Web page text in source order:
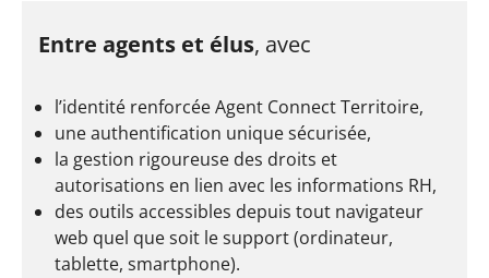
Entre agents et élus, avec
l’identité renforcée Agent Connect Territoire,
une authentification unique sécurisée,
la gestion rigoureuse des droits et
autorisations en lien avec les informations RH,
des outils accessibles depuis tout navigateur
web quel que soit le support (ordinateur,
tablette, smartphone).